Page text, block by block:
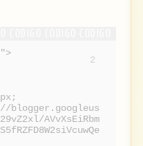
2
blogger.googleus
AVvXsEiRbm